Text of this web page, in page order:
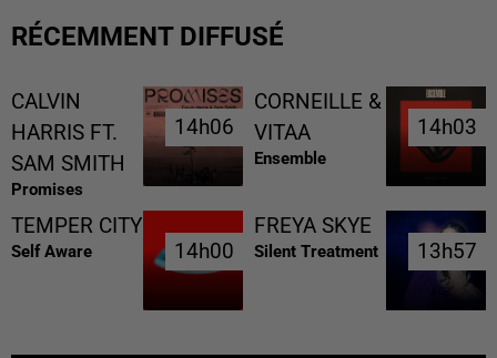
RÉCEMMENT DIFFUSÉ
CALVIN
HARRIS FT.
SAM SMITH
Promises
14h06
14h06
CORNEILLE &
VITAA
Ensemble
14h03
14h03
TEMPER CITY
Self Aware 14h00
14h00
FREYA SKYE
Silent Treatment 13h57
13h57